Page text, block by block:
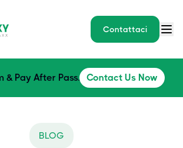
Contattaci
& Pay After Pass. Contact Us Now
BLOG